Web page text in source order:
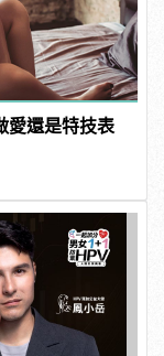
愛還是特技表